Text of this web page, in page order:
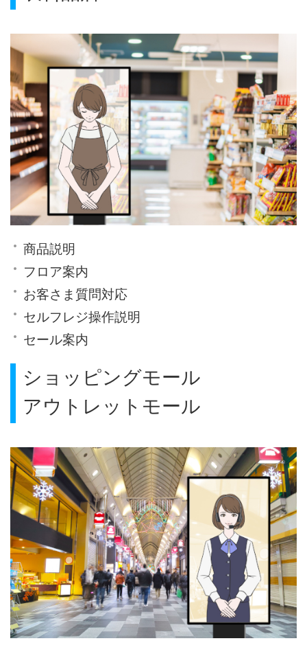
商品説明
フロア案内
お客さま質問対応
セルフレジ操作説明
セール案内
ショッピングモール
アウトレットモール